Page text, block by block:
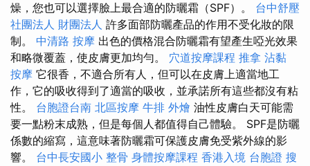
燥，您也可以選擇臉上最合適的防曬霜（SPF）。 台中舒壓
社團法人 財團法人 許多面部防曬產品的作用不受化妝的限
制。 中清路 按摩 出色的價格混合防曬霜有望產生啞光效果
和略微覆蓋，使皮膚更加均勻。 穴道按摩課程 推拿 沾黏
按摩 它很香，不適合所有人，但可以在皮膚上適當地工
作，它的吸收得到了適當的吸收，並承諾所有這些都沒有粘
性。 台胞證台南 北區按摩 牛排 外燴 油性皮膚白天可能需
要一點粉末成熟，但是每個人都值得自己體驗。 SPF是防曬
係數的縮寫，這意味著防曬霜可保護皮膚免受紫外線的影
響。 台中長安國小 整骨 身體按摩課程 香港入境 台胞證 搜